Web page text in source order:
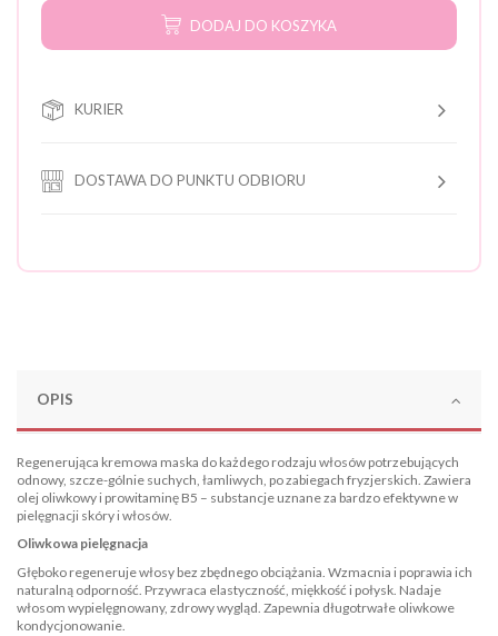
DODAJ DO KOSZYKA
KURIER
DOSTAWA DO PUNKTU ODBIORU
OPIS
Regenerująca kremowa maska do każdego rodzaju włosów potrzebujących
odnowy, szcze-gólnie suchych, łamliwych, po zabiegach fryzjerskich. Zawiera
olej oliwkowy i prowitaminę B5 – substancje uznane za bardzo efektywne w
pielęgnacji skóry i włosów.
Oliwkowa pielęgnacja
Głęboko regeneruje włosy bez zbędnego obciążania. Wzmacnia i poprawia ich
naturalną odporność. Przywraca elastyczność, miękkość i połysk. Nadaje
włosom wypielęgnowany, zdrowy wygląd. Zapewnia długotrwałe oliwkowe
kondycjonowanie.